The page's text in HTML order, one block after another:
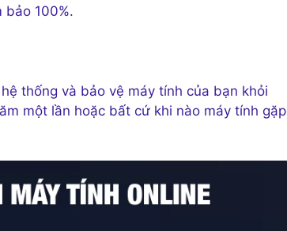
100%.
thống và bảo vệ máy tính của bạn khỏi
một lần hoặc bất cứ khi nào máy tính gặp